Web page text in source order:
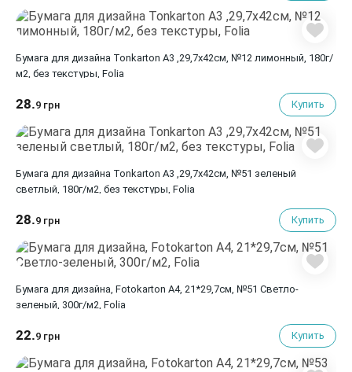
Бумага для дизайна Tonkarton А3 ,29,7х42см, №12 лимонный, 180г/
м2, без текстуры, Folia
28.9 грн Купить
Бумага для дизайна Tonkarton А3 ,29,7х42см, №51 зеленый
светлый, 180г/м2, без текстуры, Folia
28.9 грн Купить
Бумага для дизайна, Fotokarton A4, 21*29,7см, №51 Светло-
зеленый, 300г/м2, Folia
22.9 грн Купить